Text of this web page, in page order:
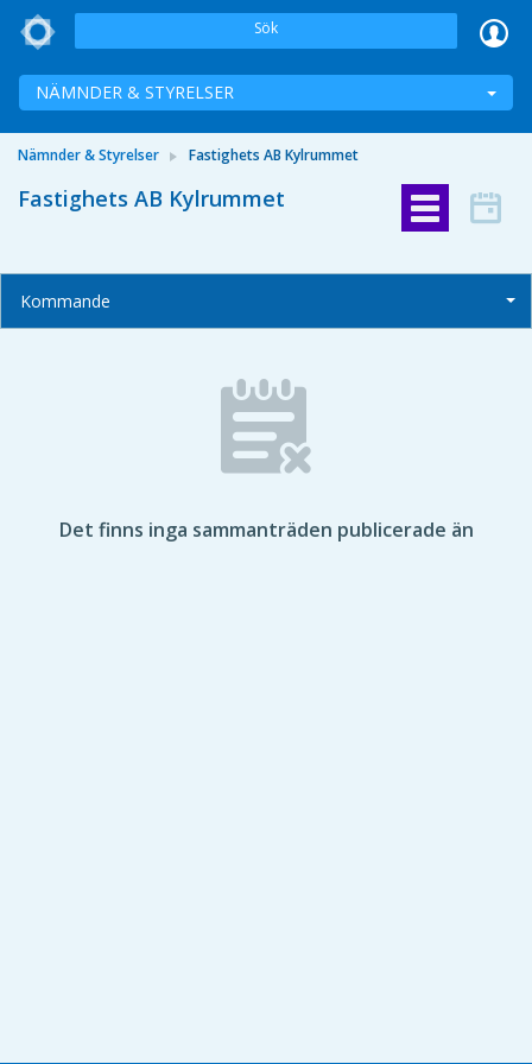
Sök
NÄMNDER & STYRELSER
Nämnder & Styrelser Fastighets AB Kylrummet
Fastighets AB Kylrummet
Kommande
Det finns inga sammanträden publicerade än